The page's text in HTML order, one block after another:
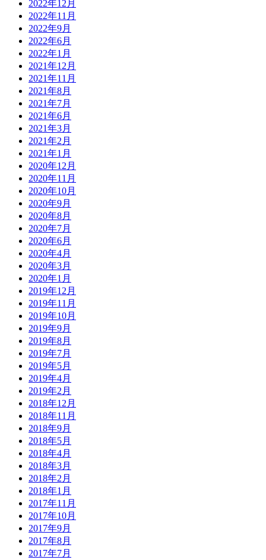
2022年12月
2022年11月
2022年9月
2022年6月
2022年1月
2021年12月
2021年11月
2021年8月
2021年7月
2021年6月
2021年3月
2021年2月
2021年1月
2020年12月
2020年11月
2020年10月
2020年9月
2020年8月
2020年7月
2020年6月
2020年4月
2020年3月
2020年1月
2019年12月
2019年11月
2019年10月
2019年9月
2019年8月
2019年7月
2019年5月
2019年4月
2019年2月
2018年12月
2018年11月
2018年9月
2018年5月
2018年4月
2018年3月
2018年2月
2018年1月
2017年11月
2017年10月
2017年9月
2017年8月
2017年7月